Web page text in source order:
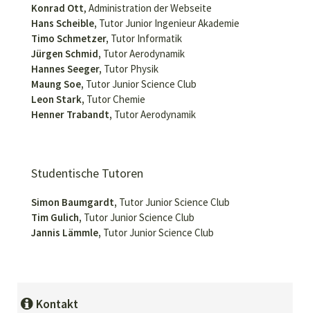
Konrad Ott, Administration der Webseite
Hans Scheible, Tutor Junior Ingenieur Akademie
Timo Schmetzer, Tutor Informatik
Jürgen Schmid, Tutor Aerodynamik
Hannes Seeger, Tutor Physik
Maung Soe, Tutor Junior Science Club
Leon Stark, Tutor Chemie
Henner Trabandt, Tutor Aerodynamik
Studentische Tutoren
Simon Baumgardt, Tutor Junior Science Club
Tim Gulich, Tutor Junior Science Club
Jannis Lämmle, Tutor Junior Science Club
Kontakt